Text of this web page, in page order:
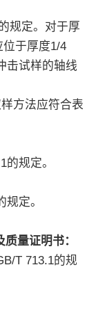
规定。对于厚
于厚度1/4
击试样的轴线
方法应符合表
规定。
定。
量证明书：
T 713.1的规